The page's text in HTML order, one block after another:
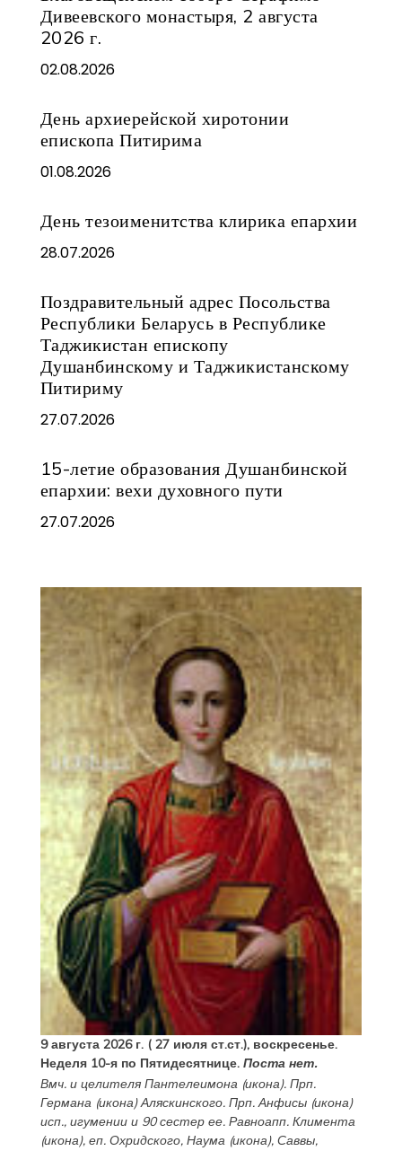
Дивеевского монастыря, 2 августа
2026 г.
02.08.2026
День архиерейской хиротонии
епископа Питирима
01.08.2026
День тезоименитства клирика епархии
28.07.2026
Поздравительный адрес Посольства
Республики Беларусь в Республике
Таджикистан епископу
Душанбинскому и Таджикистанскому
Питириму
27.07.2026
15-летие образования Душанбинской
епархии: вехи духовного пути
27.07.2026
9 августа 2026 г. ( 27 июля ст.ст.), воскресенье.
Неделя 10-я по Пятидесятнице. Поста нет.
Вмч. и целителя Пантелеимона(икона). Прп.
Германа(икона) Аляскинского. Прп.Анфисы(икона)
исп., игумении и 90 сестер ее. Равноапп. Климента
(икона), еп. Охридского, Наума(икона), Саввы,